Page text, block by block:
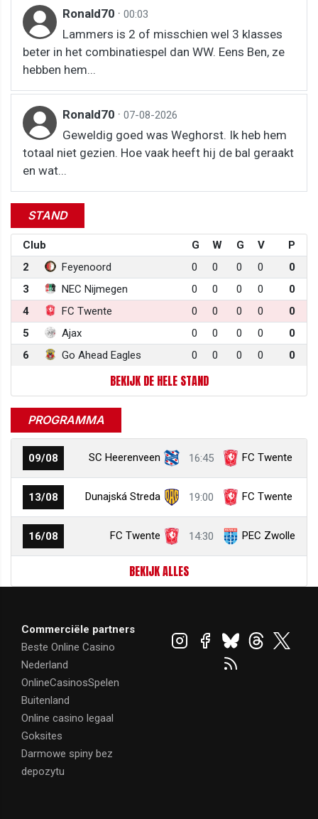
Ronald70 · 00:03
Lammers is 2 of misschien wel 3 klasses
beter in het combinatiespel dan WW. Eens Ben, ze
hebben hem...
Ronald70 · 07-08-2026
Geweldig goed was Weghorst. Ik heb hem
totaal niet gezien. Hoe vaak heeft hij de bal geraakt
en wat...
STAND
Club G W G V
P
2
Feyenoord 0 0 0 0
0
3
NEC Nijmegen 0 0 0 0
0
4
FC Twente 0 0 0 0
0
5
Ajax 0 0 0 0
0
6
Go Ahead Eagles 0 0 0 0 0
BEKIJK DE HELE STAND
PROGRAMMA
09/08 SC Heerenveen 16:45 FC Twente
13/08 Dunajská Streda 19:00 FC Twente
16/08 FC Twente 14:30 PEC Zwolle
BEKIJK ALLES
Commerciële partners
Beste Online Casino
Nederland
OnlineCasinosSpelen
Buitenland
Online casino legaal
Goksites
Darmowe spiny bez
depozytu